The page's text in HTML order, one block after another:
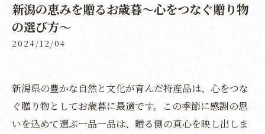
新潟の恵みを贈るお歳暮〜心をつなぐ贈り物
の選び方〜
2024/12/04
新潟県の豊かな自然と文化が育んだ特産品は、心をつな
ぐ贈り物としてお歳暮に最適です。この季節に感謝の思
いを込めて選ぶ一品一品は、贈る側の真心を映し出しま